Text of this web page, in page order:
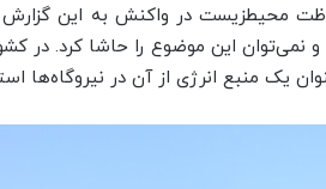
محیطزیست در واکنش به این گزارش
و نمی‌توان این موضوع را حاشا کرد. در
یک منبع انرژی از آن در نیروگاه‌ها